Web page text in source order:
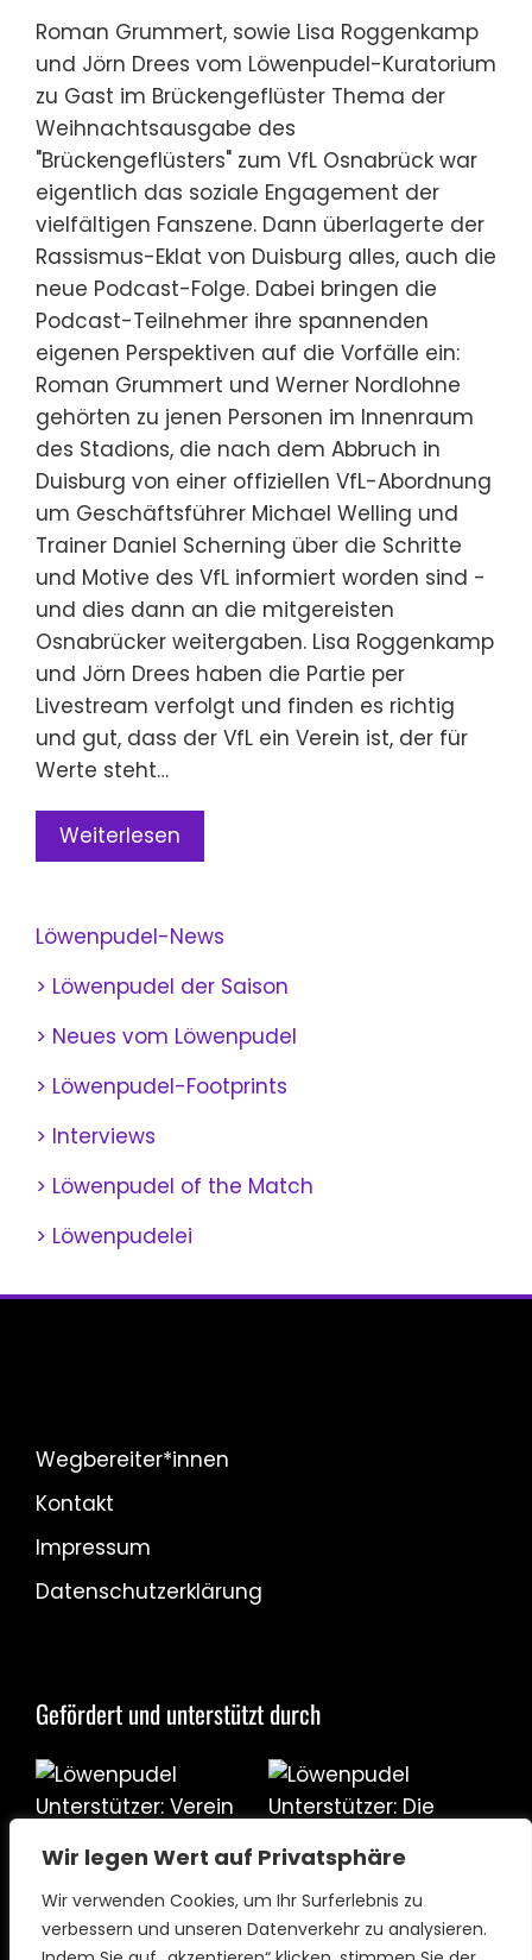
Wir legen Wert auf Privatsphäre
Wir verwenden Cookies, um Ihr Surferlebnis zu
verbessern und unseren Datenverkehr zu analysieren.
Roman Grummert, sowie Lisa Roggenkamp
und Jörn Drees vom Löwenpudel-Kuratorium
zu Gast im Brückengeflüster Thema der
Weihnachtsausgabe des
"Brückengeflüsters" zum VfL Osnabrück war
eigentlich das soziale Engagement der
vielfältigen Fanszene. Dann überlagerte der
Rassismus-Eklat von Duisburg alles, auch die
neue Podcast-Folge. Dabei bringen die
Podcast-Teilnehmer ihre spannenden
eigenen Perspektiven auf die Vorfälle ein:
Roman Grummert und Werner Nordlohne
gehörten zu jenen Personen im Innenraum
des Stadions, die nach dem Abbruch in
Duisburg von einer offiziellen VfL-Abordnung
um Geschäftsführer Michael Welling und
Trainer Daniel Scherning über die Schritte
und Motive des VfL informiert worden sind -
und dies dann an die mitgereisten
Osnabrücker weitergaben. Lisa Roggenkamp
und Jörn Drees haben die Partie per
Livestream verfolgt und finden es richtig
und gut, dass der VfL ein Verein ist, der für
Werte steht…
Weiterlesen
Löwenpudel-News
> Löwenpudel der Saison
> Neues vom Löwenpudel
> Löwenpudel-Footprints
> Interviews
> Löwenpudel of the Match
> Löwenpudelei
Wegbereiter*innen
Kontakt
Impressum
Datenschutzerklärung
Gefördert und unterstützt durch